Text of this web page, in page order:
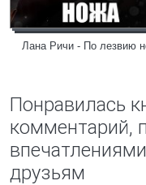
Лана Ричи - По лезвию
Понравилась
комментарий,
друзьям